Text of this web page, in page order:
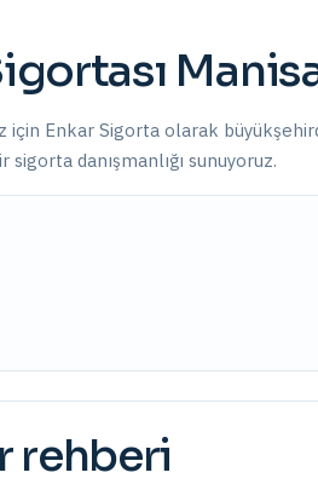
için Enkar Sigorta olarak
danışmanlığı sunuyoruz.
rehberi